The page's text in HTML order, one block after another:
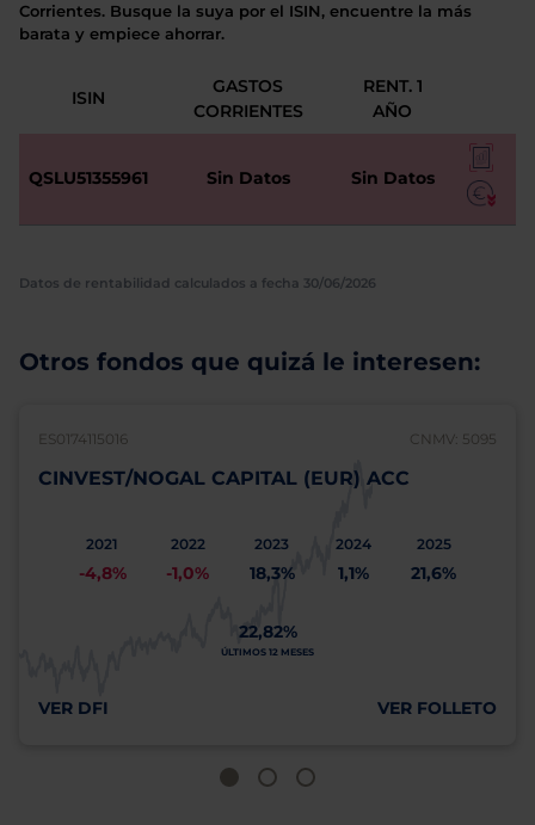
Corrientes. Busque la suya por el ISIN, encuentre la más
barata y empiece ahorrar.
ISIN
GASTOS
CORRIENTES
RENT. 1
AÑO
QSLU51355961 Sin Datos Sin Datos
Datos de rentabilidad calculados a fecha 30/06/2026
Otros fondos que quizá le interesen:
ES0174115016 CNMV: 5095
CINVEST/NOGAL CAPITAL (EUR) ACC
2021
-4,8%
2022
-1,0%
2023
18,3%
2024
1,1%
2025
21,6%
22,82%
ÚLTIMOS 12 MESES
VER DFI VER FOLLETO